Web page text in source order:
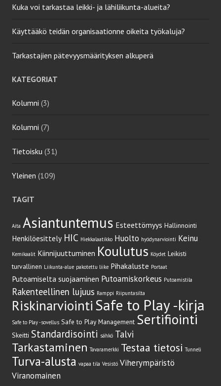
Kuka voi tarkastaa leikki- ja lähiliikunta-alueita?
Käyttääkö teidän organisaationne oikeita työkaluja?
Tarkastajien pätevyysmäärityksen alkuperä
KATEGORIAT
Kolumni (3)
Kolumni (7)
Tietoisku (31)
Yleinen (109)
TAGIT
Aita Asiantuntemus Esteettömyys Hallinnointi
Henkilöesittely HIC Hiekkalaatikko Huolto hyödynarviointi Keinu
Kemikaalit Kiinnijuuttuminen Koulutus Köydet Leikisti
turvallinen Liikunta-alue pakotettu liike Pihakaluste Portaat
Putoamiselta suojaaminen Putoamiskorkeus Putoamistila
Rakenteellinen lujuus Ramppi Riipuntasilta
Riskinarviointi Safe to Play -kirja
Safe to Play -sovellus Safe to Play Management Sertifiointi
Skeitti Standardisointi sähkö Talvi
Tarkastaminen Tavaramerkki Testaa tietosi Tunneli
Turva-alusta vapaa tila Vesistö Viherympäristö
Viranomainen